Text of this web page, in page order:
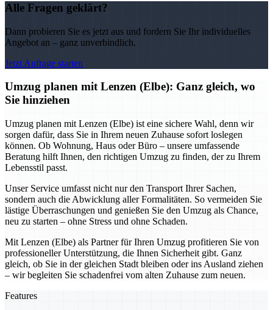
Alle Fragen geklärt?
Dann probieren Sie es jetzt aus und fordern Sie Ihr individuelles
Angebot an – ganz unverbindlich.
Jetzt Anfrage starten
Umzug planen mit Lenzen (Elbe): Ganz gleich, wo
Sie hinziehen
Umzug planen mit Lenzen (Elbe) ist eine sichere Wahl, denn wir
sorgen dafür, dass Sie in Ihrem neuen Zuhause sofort loslegen
können. Ob Wohnung, Haus oder Büro – unsere umfassende
Beratung hilft Ihnen, den richtigen Umzug zu finden, der zu Ihrem
Lebensstil passt.
Unser Service umfasst nicht nur den Transport Ihrer Sachen,
sondern auch die Abwicklung aller Formalitäten. So vermeiden Sie
lästige Überraschungen und genießen Sie den Umzug als Chance,
neu zu starten – ohne Stress und ohne Schaden.
Mit Lenzen (Elbe) als Partner für Ihren Umzug profitieren Sie von
professioneller Unterstützung, die Ihnen Sicherheit gibt. Ganz
gleich, ob Sie in der gleichen Stadt bleiben oder ins Ausland ziehen
– wir begleiten Sie schadenfrei vom alten Zuhause zum neuen.
Features